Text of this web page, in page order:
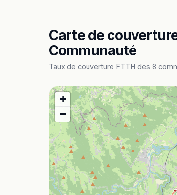
Carte de
Communauté
Taux de couverture FTTH des 8
+
−